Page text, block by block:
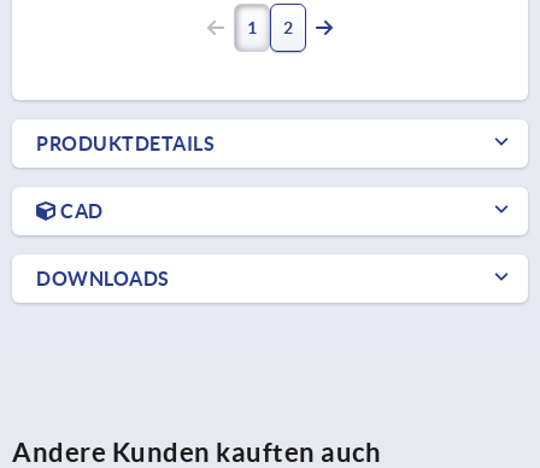
1 2
PRODUKTDETAILS
CAD
DOWNLOADS
Andere Kunden kauften auch